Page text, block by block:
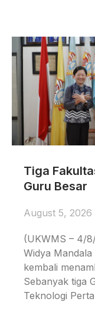
Tiga
Guru Besar
August 5, 2026
(UKWMS – 4/
Widya
kembali
Sebanyak tiga
Teknologi